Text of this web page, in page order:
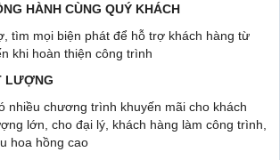
HÀNH CÙNG QUÝ KHÁCH
tìm mọi biện phát để hỗ trợ khách hàng từ
khi hoàn thiện công trình
LƯỢNG
nhiều chương trình khuyến mãi cho khách
lớn, cho đại lý, khách hàng làm công trình,
hoa hồng cao